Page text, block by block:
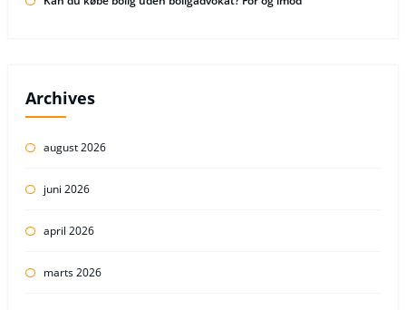
Archives
august 2026
juni 2026
april 2026
marts 2026